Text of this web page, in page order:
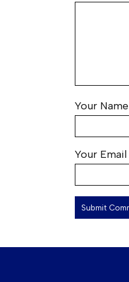
Your Name
Your Email